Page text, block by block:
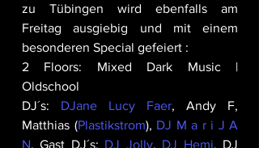
zu Tübingen wird ebenfalls am
Freitag ausgiebig und mit einem
besonderen Special gefeiert :
2 Floors: Mixed Dark Music |
Oldschool
DJ´s: DJane Lucy Faer, Andy F,
Matthias (Plastikstrom), DJ M a r i J A
N. Gast DJ´s: DJ Jolly, DJ Hemi, DJ